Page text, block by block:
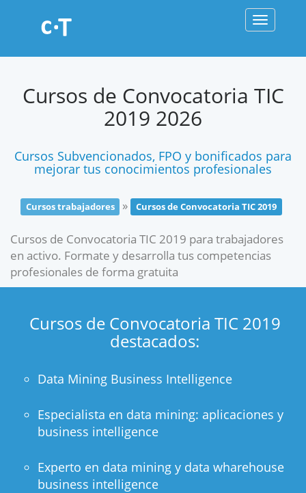
Toggle
Cursos de Convocatoria TIC
2019 2026
Cursos Subvencionados, FPO y bonificados para
mejorar tus conocimientos profesionales
Cursos trabajadores » Cursos de Convocatoria TIC 2019
Cursos de Convocatoria TIC 2019 para trabajadores
en activo. Formate y desarrolla tus competencias
profesionales de forma gratuita
Cursos de Convocatoria TIC 2019
destacados:
Data Mining Business Intelligence
Especialista en data mining: aplicaciones y
business intelligence
Experto en data mining y data wharehouse
business intelligence